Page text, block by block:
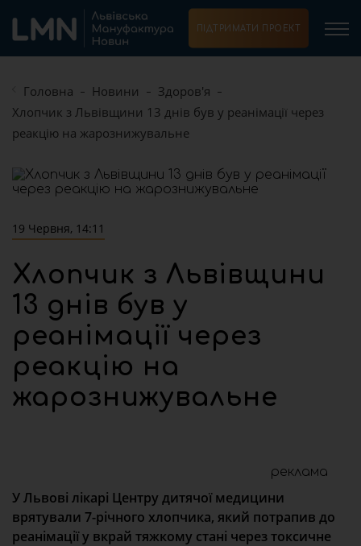
ПІДТРИМАТИ ПРОЕКТ
Головна Новини
Здоров'я
Хлопчик з Львівщини 13 днів був у реанімації через
реакцію на жарознижувальне
19 Червня, 14:11
Хлопчик з Львівщини
13 днів був у
реанімації через
реакцію на
жарознижувальне
реклама
У Львові лікарі Центру дитячої медицини
врятували 7-річного хлопчика, який потрапив до
реанімації у вкрай тяжкому стані через токсичне